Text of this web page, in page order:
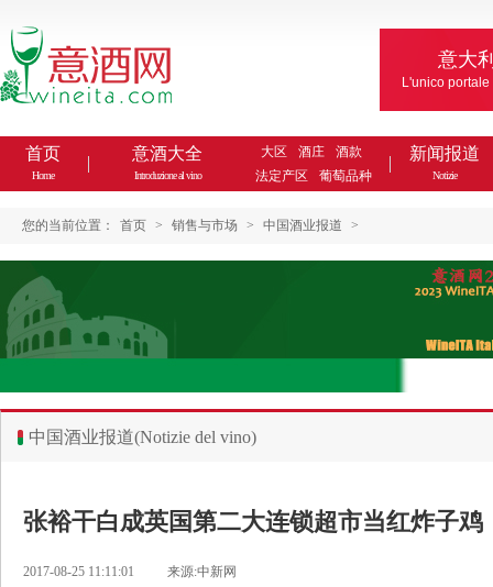
意大
L'unico
首页
Home
意酒大全
Introduzione al vino
大区 酒庄
酒款
法定产区
葡萄品种
新闻报道
Notizie
您的当前位置： 首页 > 销售与市场 > 中国酒业报道 >
中国酒业报道(Notizie del vino)
张裕干白成英国第二大连锁超市当红炸子鸡
2017-08-25 11:11:01 来源:中新网